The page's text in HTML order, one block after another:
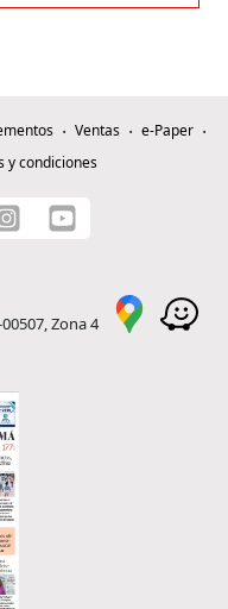
Ventas
e-Paper
y condiciones
Zona 4